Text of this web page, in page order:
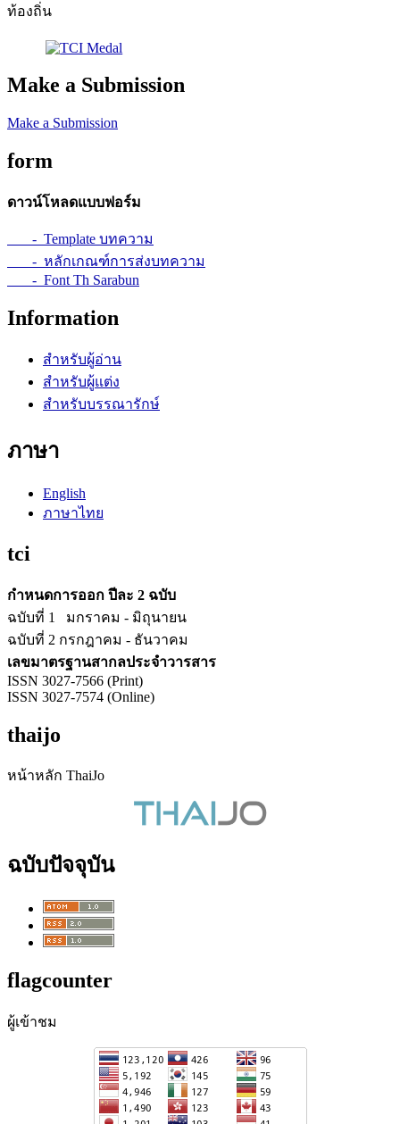
ท้องถิ่น
Make a Submission
Make a Submission
form
ดาวน์โหลดแบบฟอร์ม
- Template บทความ
- หลักเกณฑ์การส่งบทความ
- Font Th Sarabun
Information
สำหรับผู้อ่าน
สำหรับผู้แต่ง
สำหรับบรรณารักษ์
ภาษา
English
ภาษาไทย
tci
กำหนดการออก ปีละ 2 ฉบับ
ฉบับที่ 1 มกราคม - มิถุนายน
ฉบับที่ 2 กรกฎาคม - ธันวาคม
เลขมาตรฐานสากลประจำวารสาร
ISSN 3027-7566 (Print)
ISSN 3027-7574 (Online)
thaijo
หน้าหลัก ThaiJo
ฉบับปัจจุบัน
flagcounter
ผู้เข้าชม